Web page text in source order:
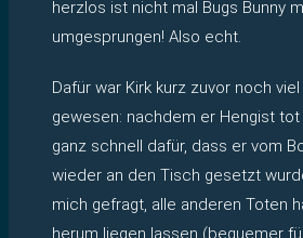
herzlos ist nicht mal Bugs Bunny
umgesprungen! Also echt.
Dafür war Kirk kurz zuvor noch
gewesen: nachdem er Hengist
ganz schnell dafür, dass er vom
wieder an den Tisch gesetzt
mich gefragt, alle anderen Toten
herum liegen lassen (bequemer